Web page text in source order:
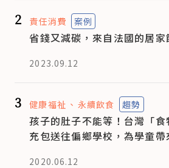
2 責任消費 案例
省錢又減碳，來自法國的居家
2023.09.12
3 健康福祉 永續飲食 趨勢
孩子的肚子不能等！台灣「
充包送往偏鄉學校，為學童
2020.06.12